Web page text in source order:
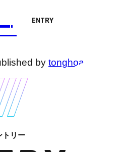
ENTRY
by tonghoa
トリー